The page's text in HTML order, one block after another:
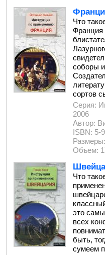
Что
Франция
соборы
сортов
Серия:
2006
Автор:
ISBN: 5-
Объем:
Что
это
всех
быть,
сумеем